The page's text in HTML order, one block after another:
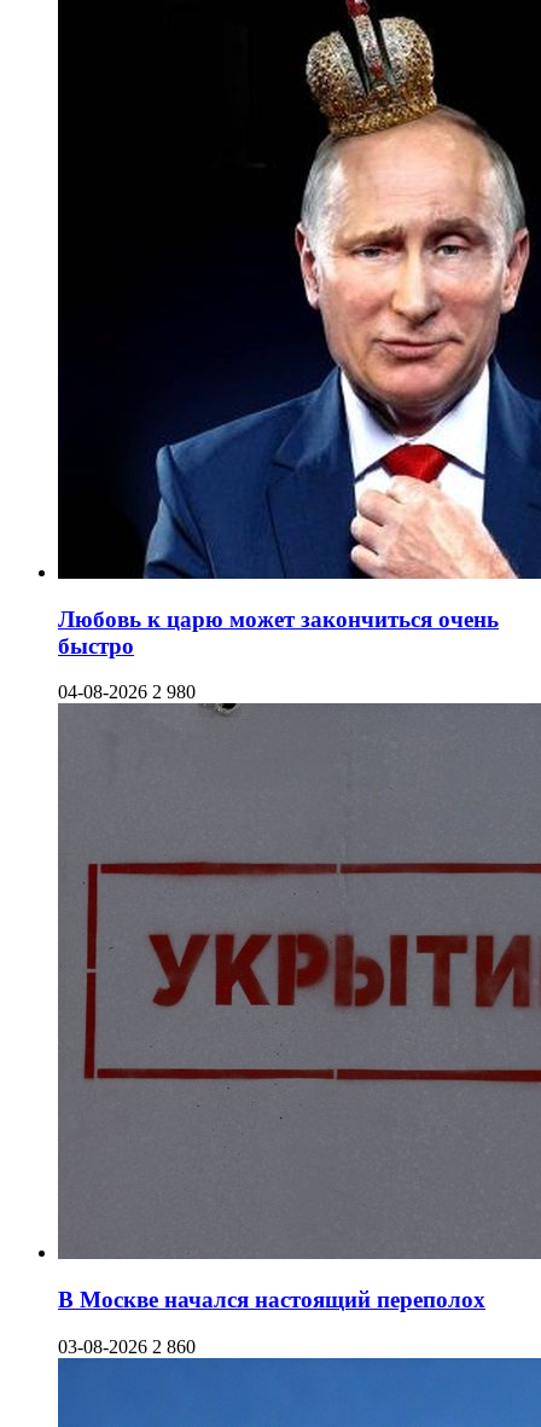
Любовь к царю может закончиться очень
быстро
04-08-2026 2 980
В Москве начался настоящий переполох
03-08-2026 2 860